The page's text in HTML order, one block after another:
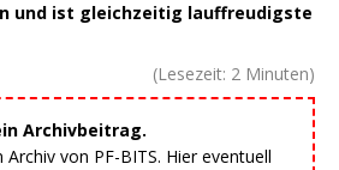
und ist gleichzeitig lauffreudigste
(Lesezeit: 2 Minuten)
Archivbeitrag.
von PF-BITS. Hier eventuell